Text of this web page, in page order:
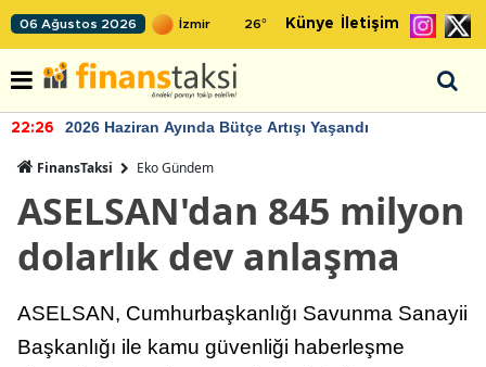
06 Ağustos 2026 26° Künye İletişim
22:26 2026 Haziran Ayında Bütçe Artışı Yaşandı
FinansTaksi Eko Gündem
ASELSAN'dan 845 milyon
dolarlık dev anlaşma
ASELSAN, Cumhurbaşkanlığı Savunma Sanayii
Başkanlığı ile kamu güvenliği haberleşme